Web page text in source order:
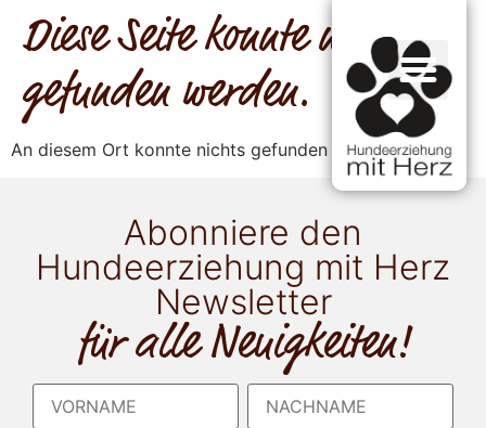
Diese Seite konnte nicht
gefunden werden.
An diesem Ort konnte nichts gefunden werden.
Abonniere den
Hundeerziehung mit Herz
Newsletter
für alle Neuigkeiten!